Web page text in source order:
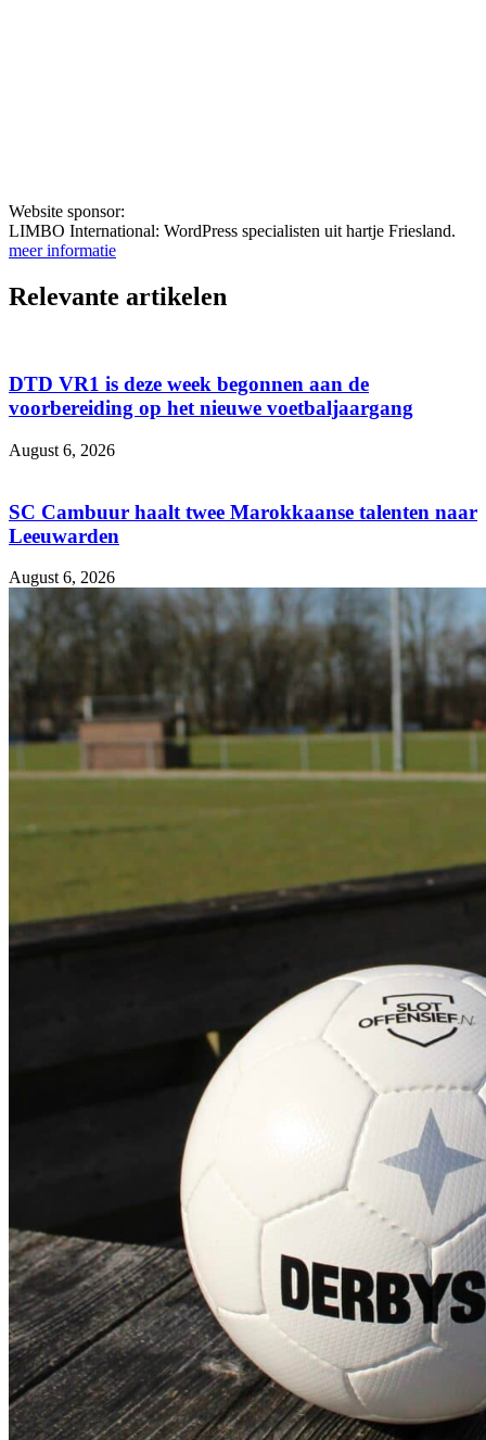
Website sponsor:
LIMBO International: WordPress specialisten uit hartje Friesland.
meer informatie
Relevante artikelen
DTD VR1 is deze week begonnen aan de
voorbereiding op het nieuwe voetbaljaargang
August 6, 2026
SC Cambuur haalt twee Marokkaanse talenten naar
Leeuwarden
August 6, 2026